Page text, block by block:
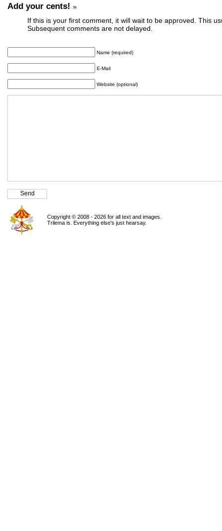
Add your cents! »
If this is your first comment, it will wait to be approved. This
Subsequent comments are not delayed.
Name (required)
E-Mail
Website (optional)
Copyright © 2008 - 2026 for all text and images.
Trilema is. Everything else's just hearsay.